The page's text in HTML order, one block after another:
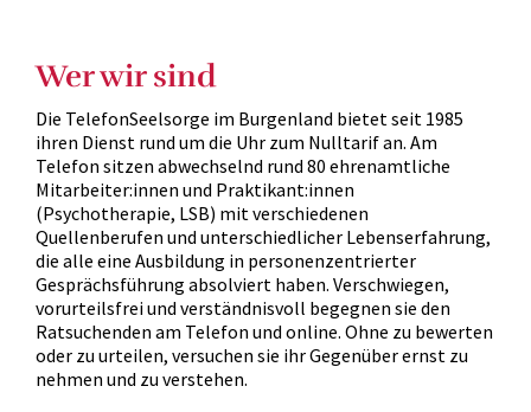
Wer wir sind
Die TelefonSeelsorge im Burgenland bietet seit 1985
ihren Dienst rund um die Uhr zum Nulltarif an. Am
Telefon sitzen abwechselnd rund 80 ehrenamtliche
Mitarbeiter:innen und Praktikant:innen
(Psychotherapie, LSB) mit verschiedenen
Quellenberufen und unterschiedlicher Lebenserfahrung,
die alle eine Ausbildung in personenzentrierter
Gesprächsführung absolviert haben. Verschwiegen,
vorurteilsfrei und verständnisvoll begegnen sie den
Ratsuchenden am Telefon und online. Ohne zu bewerten
oder zu urteilen, versuchen sie ihr Gegenüber ernst zu
nehmen und zu verstehen.